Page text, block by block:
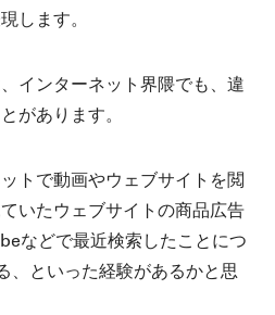
します。
インターネット界隈でも、違
があります。
トで動画やウェブサイトを閲
いたウェブサイトの商品広告
などで最近検索したことにつ
、といった経験があるかと思